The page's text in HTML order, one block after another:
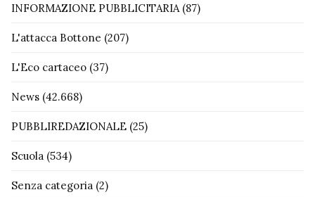
INFORMAZIONE PUBBLICITARIA (87)
L'attacca Bottone (207)
L'Eco cartaceo (37)
News (42.668)
PUBBLIREDAZIONALE (25)
Scuola (534)
Senza categoria (2)